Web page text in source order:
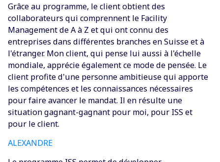
‍Grâce au programme, le client obtient des
collaborateurs qui comprennent le Facility
Management de A à Z et qui ont connu des
entreprises dans différentes branches en Suisse et à
l'étranger. Mon client, qui pense lui aussi à l'échelle
mondiale, apprécie également ce mode de pensée. Le
client profite d'une personne ambitieuse qui apporte
les compétences et les connaissances nécessaires
pour faire avancer le mandat. Il en résulte une
situation gagnant-gagnant pour moi, pour ISS et
pour le client.
ALEXANDRE